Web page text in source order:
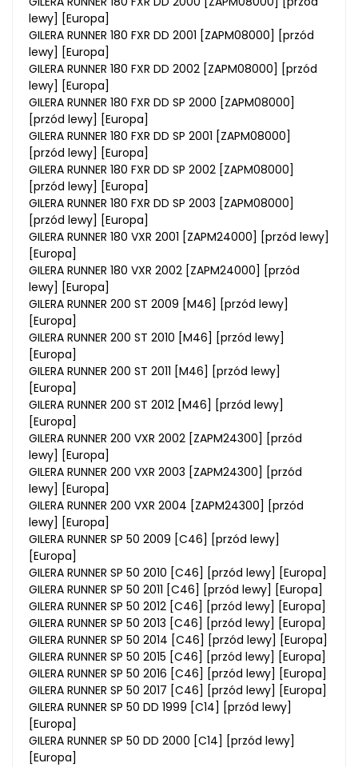
lewy] [Europa]
GILERA RUNNER 180 FXR DD 2001 [ZAPM08000] [przód
lewy] [Europa]
GILERA RUNNER 180 FXR DD 2002 [ZAPM08000] [przód
lewy] [Europa]
GILERA RUNNER 180 FXR DD SP 2000 [ZAPM08000]
[przód lewy] [Europa]
GILERA RUNNER 180 FXR DD SP 2001 [ZAPM08000]
[przód lewy] [Europa]
GILERA RUNNER 180 FXR DD SP 2002 [ZAPM08000]
[przód lewy] [Europa]
GILERA RUNNER 180 FXR DD SP 2003 [ZAPM08000]
[przód lewy] [Europa]
GILERA RUNNER 180 VXR 2001 [ZAPM24000] [przód lewy]
[Europa]
GILERA RUNNER 180 VXR 2002 [ZAPM24000] [przód
lewy] [Europa]
GILERA RUNNER 200 ST 2009 [M46] [przód lewy]
[Europa]
GILERA RUNNER 200 ST 2010 [M46] [przód lewy]
[Europa]
GILERA RUNNER 200 ST 2011 [M46] [przód lewy]
[Europa]
GILERA RUNNER 200 ST 2012 [M46] [przód lewy]
[Europa]
GILERA RUNNER 200 VXR 2002 [ZAPM24300] [przód
lewy] [Europa]
GILERA RUNNER 200 VXR 2003 [ZAPM24300] [przód
lewy] [Europa]
GILERA RUNNER 200 VXR 2004 [ZAPM24300] [przód
lewy] [Europa]
GILERA RUNNER SP 50 2009 [C46] [przód lewy]
[Europa]
GILERA RUNNER SP 50 2010 [C46] [przód lewy] [Europa]
GILERA RUNNER SP 50 2011 [C46] [przód lewy] [Europa]
GILERA RUNNER SP 50 2012 [C46] [przód lewy] [Europa]
GILERA RUNNER SP 50 2013 [C46] [przód lewy] [Europa]
GILERA RUNNER SP 50 2014 [C46] [przód lewy] [Europa]
GILERA RUNNER SP 50 2015 [C46] [przód lewy] [Europa]
GILERA RUNNER SP 50 2016 [C46] [przód lewy] [Europa]
GILERA RUNNER SP 50 2017 [C46] [przód lewy] [Europa]
GILERA RUNNER SP 50 DD 1999 [C14] [przód lewy]
[Europa]
GILERA RUNNER SP 50 DD 2000 [C14] [przód lewy]
[Europa]